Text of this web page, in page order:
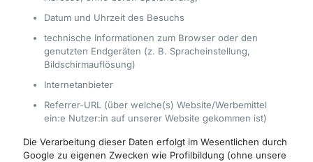
Datum und Uhrzeit des Besuchs
technische Informationen zum Browser oder den
genutzten Endgeräten (z. B. Spracheinstellung,
Bildschirmauflösung)
Internetanbieter
Referrer-URL (über welche(s) Website/Werbemittel
ein:e Nutzer:in auf unserer Website gekommen ist)
Die Verarbeitung dieser Daten erfolgt im Wesentlichen durch
Google zu eigenen Zwecken wie Profilbildung (ohne unsere